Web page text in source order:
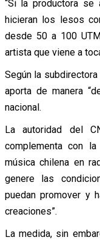
“Si la productora
hicieran los lesos
desde 50 a 100
artista que viene a
Según la
aporta de manera
nacional.
La autoridad del
complementa con
música chilena en
genere las
puedan promover y
creaciones”.
La medida, sin